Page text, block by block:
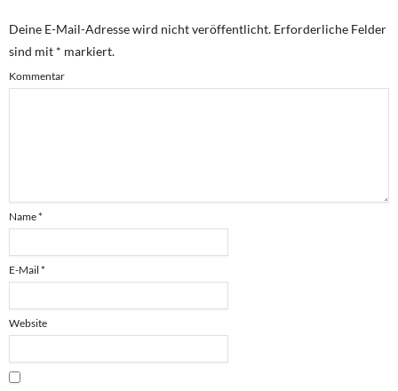
Deine E-Mail-Adresse wird nicht veröffentlicht. Erforderliche Felder
sind mit * markiert.
Kommentar
Name*
E-Mail *
Website